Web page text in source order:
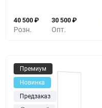
Розн.
40 500 ₽
Опт.
30 500 ₽
Премиум
Новинка
Предзаказ